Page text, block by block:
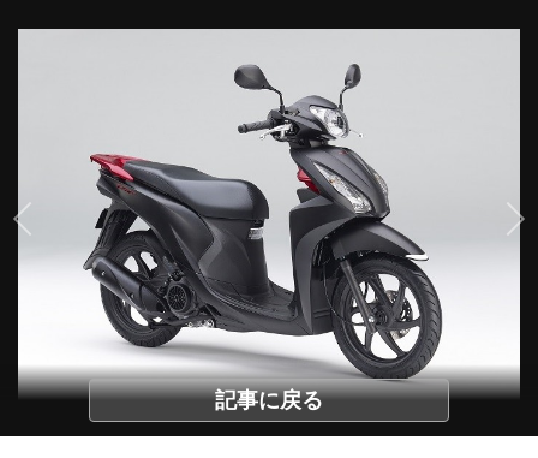
記事に戻る